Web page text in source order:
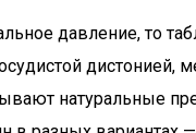
давление, то
натуральные